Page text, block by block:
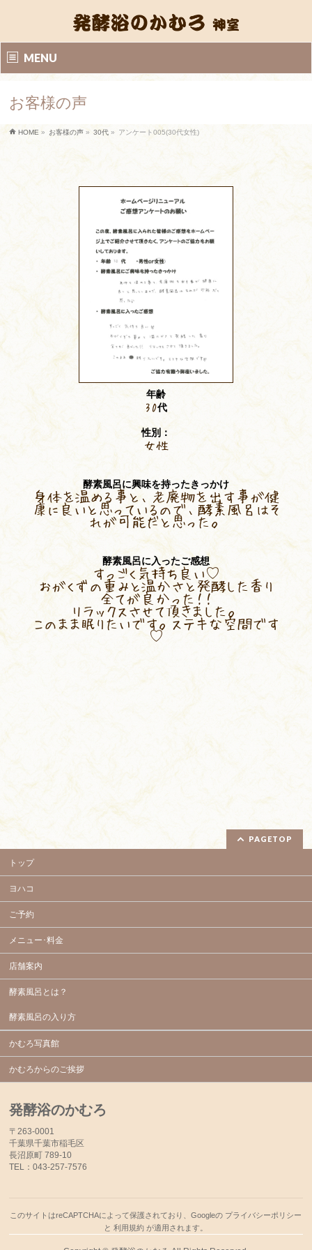
MENU
お客様の声
HOME » お客様の声 » 30代 » アンケート005(30代女性)
年齢
30代
性別：
女性
酵素風呂に興味を持ったきっかけ
身体を温める事と、老廃物を出す事が健
康に良いと思っているので、酵素風呂はそ
れが可能だと思った。
酵素風呂に入ったご感想
すっごく気持ち良い♡
おがくずの重みと温かさと発酵した香り
全てが良かった！！
リラックスさせて頂きました。
このまま眠りたいです。ステキな空間です
♡
PAGETOP
トップ
ヨハコ
ご予約
メニュー･料金
店舗案内
酵素風呂とは？
酵素風呂の入り方
かむろ写真館
かむろからのご挨拶
発酵浴のかむろ
〒263-0001
千葉県千葉市稲毛区
長沼原町 789-10
TEL：043-257-7576
このサイトはreCAPTCHAによって保護されており、Googleの プライバシーポリシー
と利用規約 が適用されます。